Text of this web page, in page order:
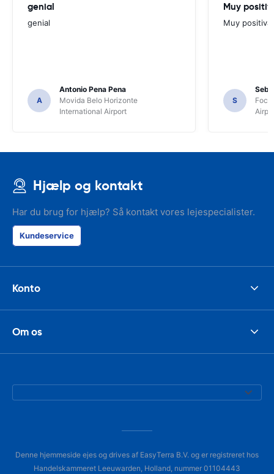
genial
genial
A
Antonio Pena Pena
Movida Belo Horizonte
International Airport
Muy
Muy positiva
S
Foco
Hjælp og kontakt
Har du brug for hjælp? Så kontakt vores lejespecialister.
Kundeservice
Konto
Om os
Denne hjemmeside ejes og drives af EasyTerra B.V. og er registreret hos
Handelskammeret Leeuwarden, Holland, nummer 01104443